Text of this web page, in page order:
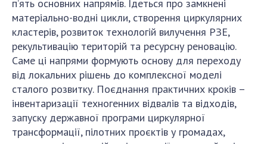
п’ять основних напрямів. Ідеться про замкнені
матеріально-водні цикли, створення циркулярних
кластерів, розвиток технологій вилучення РЗЕ,
рекультивацію територій та ресурсну реновацію.
Саме ці напрями формують основу для переходу
від локальних рішень до комплексної моделі
сталого розвитку. Поєднання практичних кроків –
інвентаризації техногенних відвалів та відходів,
запуску державної програми циркулярної
трансформації, пілотних проєктів у громадах,